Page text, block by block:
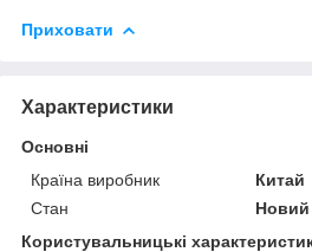
Приховати
Характеристики
Основні
Країна виробник
Китай
Стан
Новий
Користувальницькі